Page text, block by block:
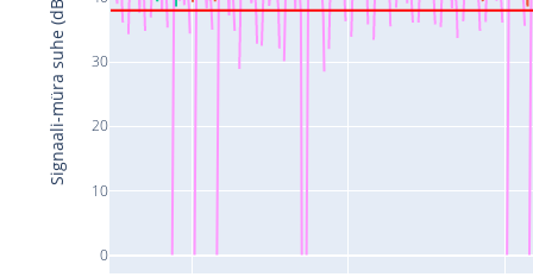
0
10
20
30
Signaali-müra suhe (dB)